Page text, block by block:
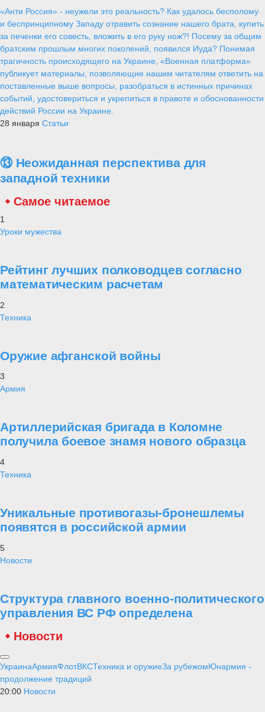
«Анти Россия» - неужели это реальность? Как удалось бесполому
и беспринципному Западу отравить сознание нашего брата, купить
за печенки его совесть, вложить в его руку нож?! Посему за общим
братским прошлым многих поколений, появился Иуда? Понимая
трагичность происходящего на Украине, «Военная платформа»
публикует материалы, позволяющие нашим читателям ответить на
поставленные выше вопросы, разобраться в истинных причинах
событий, удостовериться и укрепиться в правоте и обоснованности
действий России на Украине.
28 января Статьи
⑬ Неожиданная перспектива для
западной техники
Самое читаемое
1
Уроки мужества
Рейтинг лучших полководцев согласно
математическим расчетам
2
Техника
Оружие афганской войны
3
Армия
Артиллерийская бригада в Коломне
получила боевое знамя нового образца
4
Техника
Уникальные противогазы-бронешлемы
появятся в российской армии
5
Новости
Структура главного военно-политического
управления ВС РФ определена
Новости
УкраинаАрмияФлотВКСТехника и оружиеЗа рубежомЮнармия -
продолжение традиций
20:00 Новости